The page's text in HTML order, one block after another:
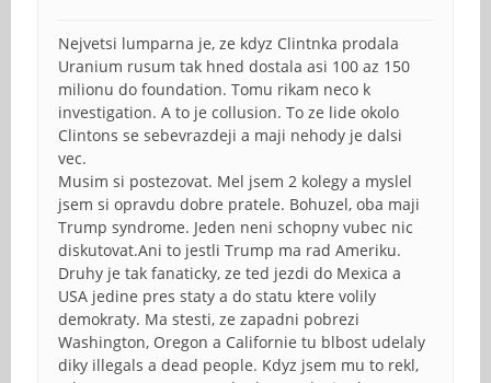
Nejvetsi lumparna je, ze kdyz Clintnka prodala
Uranium rusum tak hned dostala asi 100 az 150
milionu do foundation. Tomu rikam neco k
investigation. A to je collusion. To ze lide okolo
Clintons se sebevrazdeji a maji nehody je dalsi
vec.
Musim si postezovat. Mel jsem 2 kolegy a myslel
jsem si opravdu dobre pratele. Bohuzel, oba maji
Trump syndrome. Jeden neni schopny vubec nic
diskutovat.Ani to jestli Trump ma rad Ameriku.
Druhy je tak fanaticky, ze ted jezdi do Mexica a
USA jedine pres staty a do statu ktere volily
demokraty. Ma stesti, ze zapadni pobrezi
Washington, Oregon a Californie tu blbost udelaly
diky illegals a dead people. Kdyz jsem mu to rekl,